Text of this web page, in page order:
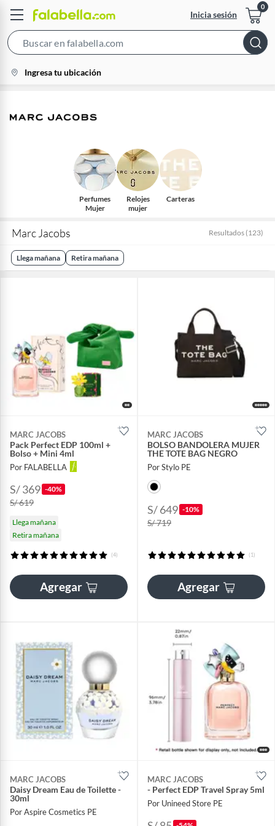
Inicia sesión
Bar
location-
icon
Ingresa tu ubicación
Perfumes
Mujer
Relojes
mujer
Carteras
Marc Jacobs Resultados (123)
Llega mañana Retira mañana
MARC JACOBS
Pack Perfect EDP 100ml +
Bolso + Mini 4ml
Por FALABELLA
S/ 369 -40%
S/ 619
Llega mañana
Retira mañana
(4)
Agregar
MARC JACOBS
BOLSO BANDOLERA MUJER
THE TOTE BAG NEGRO
Por Stylo PE
S/ 649 -10%
S/ 719
(1)
Agregar
MARC JACOBS
Daisy Dream Eau de Toilette -
30ml
Por Aspire Cosmetics PE
MARC JACOBS
- Perfect EDP Travel Spray 5ml
Por Unineed Store PE